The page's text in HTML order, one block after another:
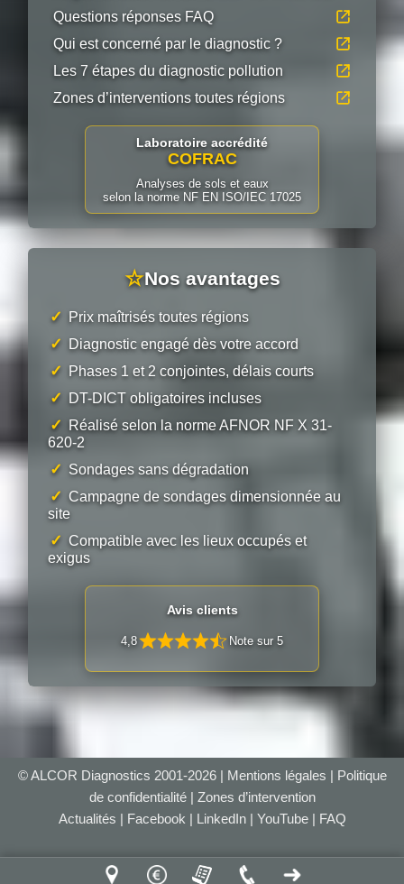
Questions réponses FAQ
Qui est concerné par le diagnostic ?
Les 7 étapes du diagnostic pollution
Zones d’interventions toutes régions
Laboratoire accrédité
COFRAC
Analyses de sols et eaux
selon la norme NF EN ISO/IEC 17025
☆Nos avantages
✓ Prix maîtrisés toutes régions
✓ Diagnostic engagé dès votre accord
✓ Phases 1 et 2 conjointes, délais courts
✓ DT-DICT obligatoires incluses
✓
Réalisé selon la norme AFNOR NF X 31-
620-2
✓ Sondages sans dégradation
✓ Campagne de sondages dimensionnée au
site
✓ Compatible avec les lieux occupés et
exigus
Avis clients
4,8 Note sur 5
© ALCOR Diagnostics 2001-2026 | Mentions légales | Politique
de confidentialité| Zones d’intervention
Actualités | Facebook | LinkedIn| YouTube| FAQ